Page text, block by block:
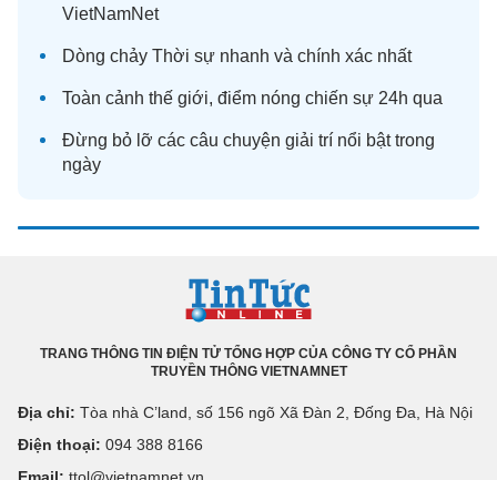
VietNamNet
Dòng chảy Thời sự nhanh và chính xác nhất
Toàn cảnh thế giới, điểm nóng chiến sự 24h qua
Đừng bỏ lỡ các câu chuyện giải trí nổi bật trong
ngày
TRANG THÔNG TIN ĐIỆN TỬ TỔNG HỢP CỦA CÔNG TY CỔ PHẦN
TRUYỀN THÔNG VIETNAMNET
Địa chỉ: Tòa nhà C’land, số 156 ngõ Xã Đàn 2, Đống Đa, Hà Nội
Điện thoại: 094 388 8166